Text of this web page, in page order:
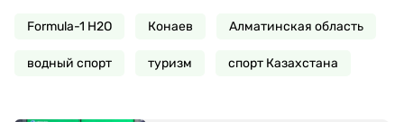
Formula-1 H2O Конаев Алматинская область
водный спорт туризм спорт Казахстана